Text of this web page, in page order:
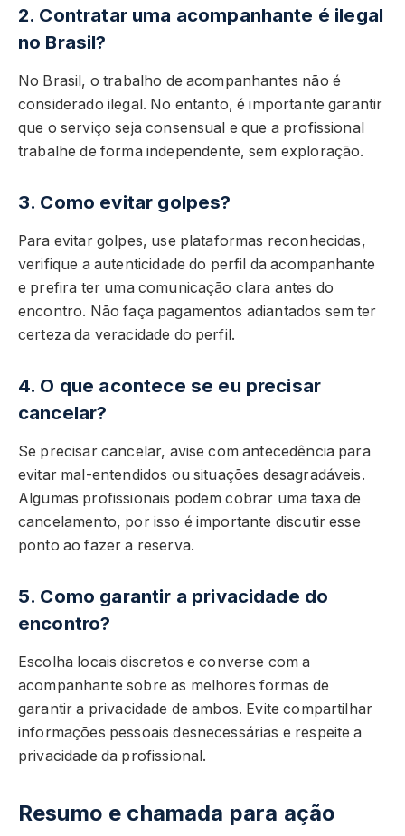
2. Contratar uma acompanhante é ilegal
no Brasil?
No Brasil, o trabalho de acompanhantes não é
considerado ilegal. No entanto, é importante garantir
que o serviço seja consensual e que a profissional
trabalhe de forma independente, sem exploração.
3. Como evitar golpes?
Para evitar golpes, use plataformas reconhecidas,
verifique a autenticidade do perfil da acompanhante
e prefira ter uma comunicação clara antes do
encontro. Não faça pagamentos adiantados sem ter
certeza da veracidade do perfil.
4. O que acontece se eu precisar
cancelar?
Se precisar cancelar, avise com antecedência para
evitar mal-entendidos ou situações desagradáveis.
Algumas profissionais podem cobrar uma taxa de
cancelamento, por isso é importante discutir esse
ponto ao fazer a reserva.
5. Como garantir a privacidade do
encontro?
Escolha locais discretos e converse com a
acompanhante sobre as melhores formas de
garantir a privacidade de ambos. Evite compartilhar
informações pessoais desnecessárias e respeite a
privacidade da profissional.
Resumo e chamada para ação